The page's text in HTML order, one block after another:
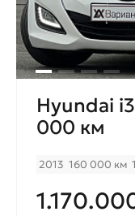
Hyundai
000 км
2013 160 000 км